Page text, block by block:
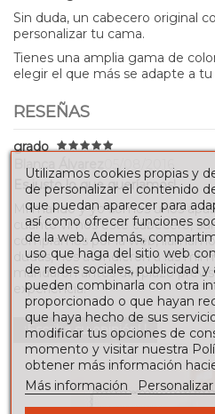
Sin duda, un cabecero original
personalizar tu cama.
Tienes una amplia gama de
elegir el que más se adapte a tu
RESEÑAS
grado
Blanca Álvarez
05/08/2016
Es justo lo que queríamos!
Mi marido y yo somos unos
cuánto vimos este cabecero,
compramos por la web,
dudas, nos atendieron a las mil
mandaron antes del plazo
experiencia!
¡Escriba su opinión! !
Utilizamos cookies propias y
de personalizar el contenido
que puedan aparecer para
así como ofrecer funciones
de la web. Además,
uso que haga del sitio web
de redes sociales, publicidad y
pueden combinarla con otra
proporcionado o que hayan
que haya hecho de sus
modificar tus opciones de
momento y visitar nuestra
obtener más información
Más información